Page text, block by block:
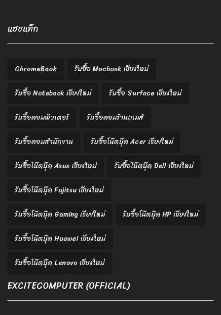
แฮชแท็ก
ChromeBook
รับซื้อ Macbook เชียงใหม่
รับซื้อ Notebook เชียงใหม่
รับซื้อ Surface เชียงใหม่
รับซื้อคอมพิวเตอร์
รับซื้อคอมร้านเกมส์
รับซื้อคอมสำนักงาน
รับซื้อโน๊ตบุ๊ค Acer เชียงใหม่
รับซื้อโน๊ตบุ๊ค Asus เชียงใหม่
รับซื้อโน๊ตบุ๊ค Dell เชียงใหม่
รับซื้อโน๊ตบุ๊ค Fujitsu เชียงใหม่
รับซื้อโน๊ตบุ๊ค Gaming เชียงใหม่
รับซื้อโน๊ตบุ๊ค HP เชียงใหม่
รับซื้อโน๊ตบุ๊ค Huawei เชียงใหม่
รับซื้อโน๊ตบุ๊ค Lenovo เชียงใหม่
EXCITECOMPUTER (OFFICIAL)